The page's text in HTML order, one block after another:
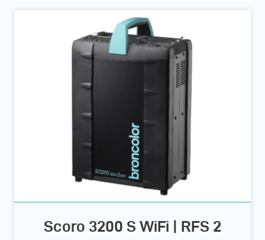
Scoro 3200 S WiFi | RFS 2